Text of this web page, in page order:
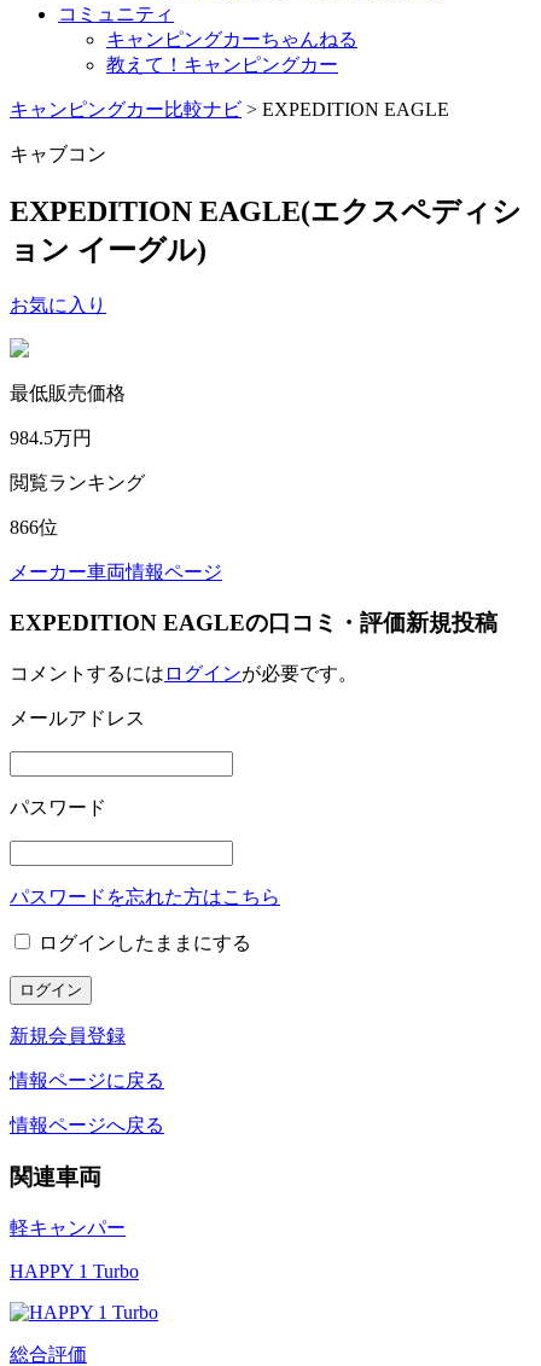
コミュニティ
キャンピングカーちゃんねる
教えて！キャンピングカー
キャンピングカー比較ナビ > EXPEDITION EAGLE
キャブコン
EXPEDITION EAGLE(エクスペディシ
ョン イーグル)
お気に入り
最低販売価格
984.5万円
閲覧ランキング
866位
メーカー車両情報ページ
EXPEDITION EAGLEの口コミ・評価新規投稿
コメントするには ログインが必要です。
メールアドレス
パスワード
パスワードを忘れた方はこちら
ログインしたままにする
新規会員登録
情報ページに戻る
情報ページへ戻る
関連車両
軽キャンパー
HAPPY 1 Turbo
総合評価